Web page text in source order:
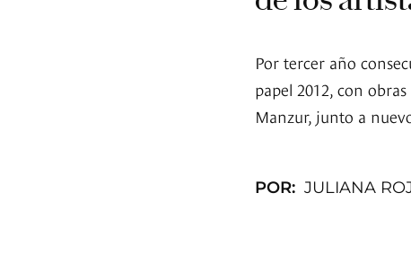
Por tercer año
papel 2012, con
Manzur, junto a
POR: JULIANA